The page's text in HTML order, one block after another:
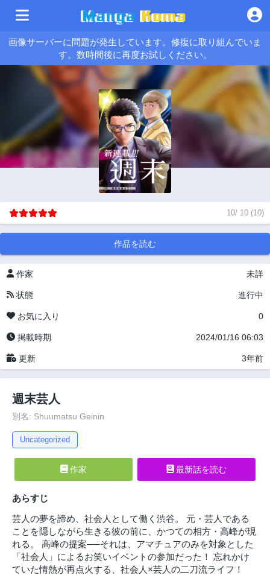
画像サーバーに問題が発生しています。修復に取り組んでいま
す。数時間後に再度お試しください。
10/ 10 (10)
作品を読む
作家 未詳
状態 進行中
お気に入り 0
掲載時期 2024/01/16 06:03
更新 3年前
週末芸人
別名: Shuumatsu Geinin
Uncategorized
作家 最新話を読む
あらすじ
芸人の夢を諦め、社会人として働く渋谷。 元・芸人である
ことを隠しながら生きる彼の前に、かつての相方・高峰が現
れる。 高峰の提案──それは、アマチュアのみを対象とした
「社会人」によるお笑いイベントの参加だった！ 忘れかけ
ていた情熱が再点火する、社会人×芸人の二刀流ライフ！